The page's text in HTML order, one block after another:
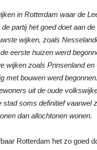
in Rotterdam waar de
partij het goed doet aan
wijken, zoals
eerste huizen werd
wijken zoals Prinsenland
met bouwen werd
uit de oude
stad soms definitief vaarwel
dan allochtonen wonen.
Rotterdam het zo goed